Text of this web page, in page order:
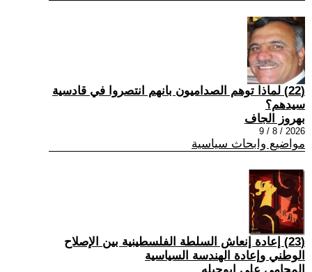
(22) ‏لماذا توهم الصداميون بانهم انتصروا في قادسية
سيدهم؟
بهروز الجاف
2026 / 8 / 9
مواضيع وابحاث سياسية
(23) إعادة إنعاش السلطة الفلسطينية بين الإصلاح
الوطني وإعادة الهندسة السياسية